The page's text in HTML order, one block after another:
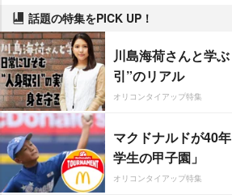
話題の特集をPICK UP！
川島海荷さんと学
引”のリアル
オリコンタイアップ特集
マクドナルドが40
学生の甲子園」
オリコンタイアップ特集